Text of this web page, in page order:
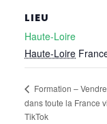
LIEU
Haute-Loire
Haute-Loire
Formation –
dans toute la France
TikTok